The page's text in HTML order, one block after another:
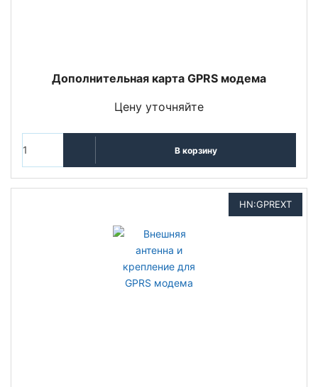
Дополнительная карта GPRS модема
Цену уточняйте
В корзину
HN:GPREXT